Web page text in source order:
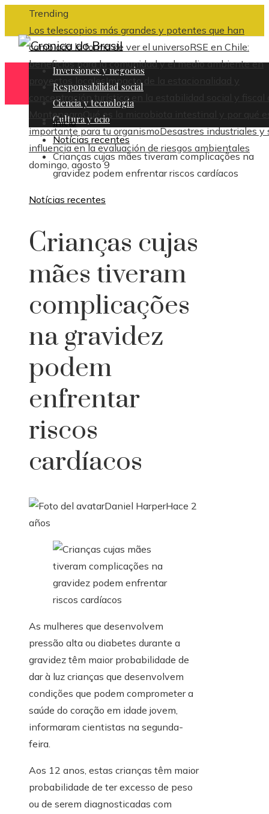
Trending
Los telescopios más grandes y potentes que han
cambiado la forma de ver el universoRSE en Chile:
beneficios para la comunidad y el medio ambiente en
proyectos locales Impacto de la estacionalidad y
concentración turística en la estabilidad social y fiscal
Montenegro
Qué es la microbiota intestinal y por qué
importante para tu organismoDesastres industriales y
influencia en la evaluación de riesgos ambientales
domingo, agosto 9
Inversiones y negocios
Responsabilidad social
Ciencia y tecnología
Cultura y ocio
Inicio
Notícias recentes
Crianças cujas mães tiveram complicações na
gravidez podem enfrentar riscos cardíacos
Notícias recentes
Crianças cujas
mães tiveram
complicações
na gravidez
podem
enfrentar
riscos
cardíacos
Daniel HarperHace 2
años
As mulheres que desenvolvem
pressão alta ou diabetes durante a
gravidez têm maior probabilidade de
dar à luz crianças que desenvolvem
condições que podem comprometer a
saúde do coração em idade jovem,
informaram cientistas na segunda-
feira.
Aos 12 anos, estas crianças têm maior
probabilidade de ter excesso de peso
ou de serem diagnosticadas com